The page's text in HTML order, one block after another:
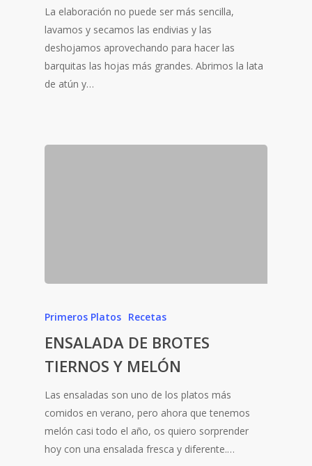
La elaboración no puede ser más sencilla,
lavamos y secamos las endivias y las
deshojamos aprovechando para hacer las
barquitas las hojas más grandes. Abrimos la lata
de atún y…
Primeros Platos Recetas
ENSALADA DE BROTES
TIERNOS Y MELÓN
Las ensaladas son uno de los platos más
comidos en verano, pero ahora que tenemos
melón casi todo el año, os quiero sorprender
hoy con una ensalada fresca y diferente.…